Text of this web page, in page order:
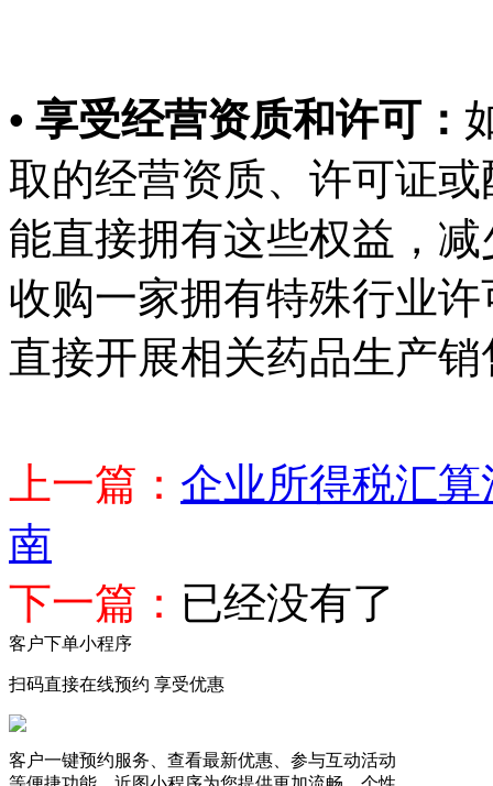
• 享受经营资质和许可：
取的经营资质、许可证
能直接拥有这些权益，
收购一家拥有特殊行业
直接开展相关药品生产
上一篇： 企业所得税汇
南
下一篇： 已经没有了
客户下单小程序
扫码直接在线预约 享受优惠
客户一键预约服务、查看最新优惠、参与互动活动